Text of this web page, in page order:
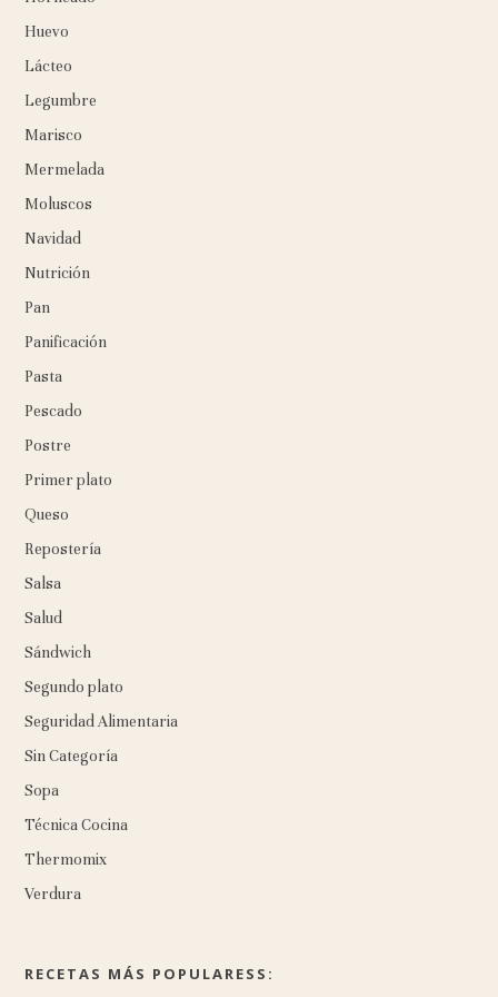
Huevo
Lácteo
Legumbre
Marisco
Mermelada
Moluscos
Navidad
Nutrición
Pan
Panificación
Pasta
Pescado
Postre
Primer plato
Queso
Repostería
Salsa
Salud
Sándwich
Segundo plato
Seguridad Alimentaria
Sin Categoría
Sopa
Técnica Cocina
Thermomix
Verdura
RECETAS MÁS POPULARESS: